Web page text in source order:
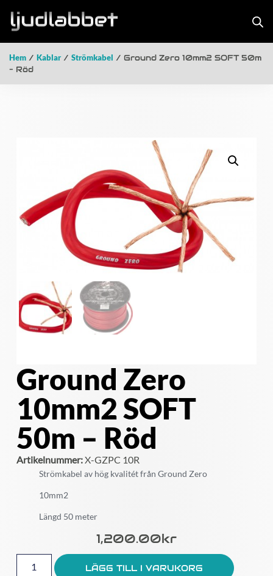
Hem / Kablar/ Strömkabel / Ground Zero 10mm2 SOFT 50m
– Röd
Ground Zero
10mm2 SOFT
50m – Röd
Artikelnummer:X-GZPC 10R
Strömkabel av hög kvalitét från Ground Zero
10mm2
Längd 50 meter
1,200.00Kr
LÄGG TILL I VARUKORG